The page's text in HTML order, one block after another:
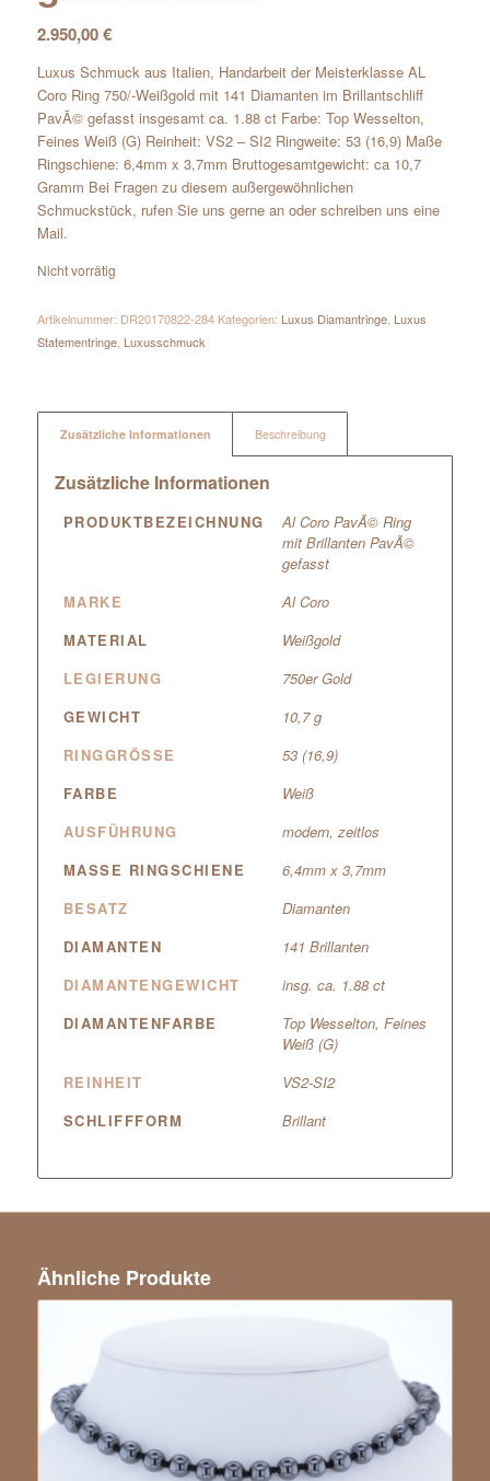
2.950,00€
Luxus Schmuck aus Italien, Handarbeit der Meisterklasse AL
Coro Ring 750/-Weißgold mit 141 Diamanten im Brillantschliff
PavÃ© gefasst insgesamt ca. 1.88 ct Farbe: Top Wesselton,
Feines Weiß (G) Reinheit: VS2 – SI2 Ringweite: 53 (16,9) Maße
Ringschiene: 6,4mm x 3,7mm Bruttogesamtgewicht: ca 10,7
Gramm Bei Fragen zu diesem außergewöhnlichen
Schmuckstück, rufen Sie uns gerne an oder schreiben uns eine
Mail.
Nicht vorrätig
Artikelnummer: DR20170822-284 Kategorien: Luxus Diamantringe, Luxus
Statementringe, Luxusschmuck
Zusätzliche Informationen Beschreibung
Zusätzliche Informationen
PRODUKTBEZEICHNUNG
Al Coro PavÃ© Ring
mit Brillanten PavÃ©
gefasst
MARKE
Al Coro
MATERIAL
Weißgold
LEGIERUNG
750er Gold
GEWICHT
10,7 g
RINGGRÖSSE
53 (16,9)
FARBE
Weiß
AUSFÜHRUNG
modern, zeitlos
MASSE RINGSCHIENE
6,4mm x 3,7mm
BESATZ
Diamanten
DIAMANTEN
141 Brillanten
DIAMANTENGEWICHT
insg. ca. 1.88 ct
DIAMANTENFARBE
Top Wesselton, Feines
Weiß (G)
REINHEIT
VS2-SI2
SCHLIFFFORM
Brillant
Ähnliche Produkte